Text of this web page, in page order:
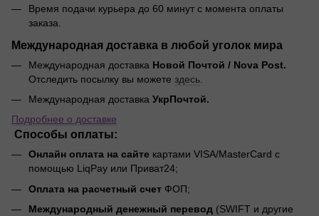
Время подачи курьера до 60 минут с момента оплаты
заказа.
Международная доставка в любой уголок мира
Международная доставка Новой Почтой / Nova Post.
Отследить посылку вы можете здесь
Международная доставка УкрПочтой.
Подробнее о доставке
Способы оплаты:
Онлайн оплата на сайте картами VISA/MasterCard с
помощью LiqPay или Приват24;
Оплата на расчетный счет ФОП;
Международный денежный перевод (SWIFT и другие